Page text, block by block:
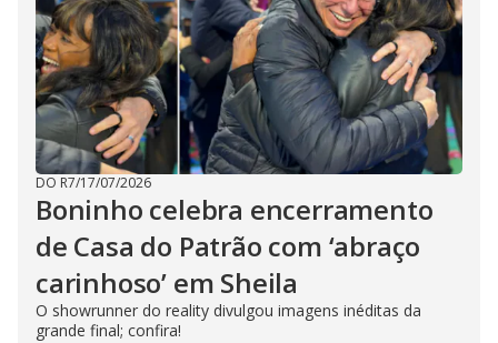
DO R7/17/07/2026
Boninho celebra encerramento
de Casa do Patrão com ‘abraço
carinhoso’ em Sheila
O showrunner do reality divulgou imagens inéditas da
grande final; confira!